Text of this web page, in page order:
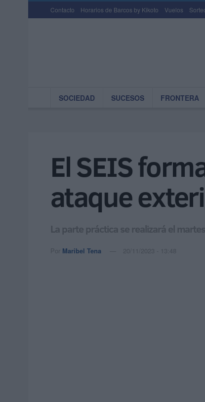
Contacto Horarios de Barcos by Kikoto Vuelos
SOCIEDAD SUCESOS FRONTERA
El SEIS
ataque
La parte práctica se realizará el
Por Maribel Tena 20/11/2023 - 13:48